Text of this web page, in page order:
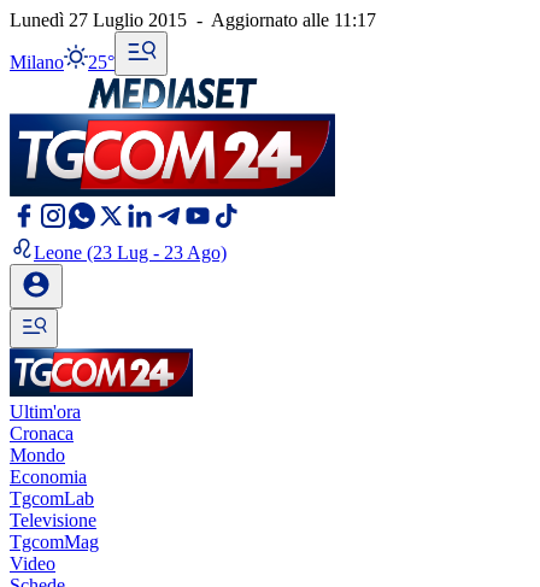
Lunedì 27 Luglio 2015 - Aggiornato alle 11:17
Milano 25°
Leone (23 Lug - 23 Ago)
Ultim'ora
Cronaca
Mondo
Economia
TgcomLab
Televisione
TgcomMag
Video